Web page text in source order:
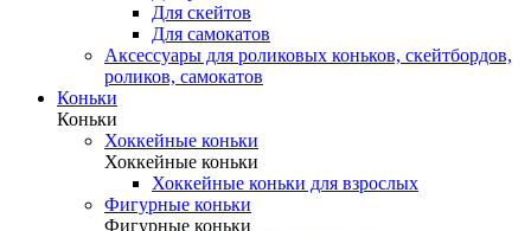
Для скейтов
Для самокатов
Аксессуары для роликовых коньков, скейтбордов,
роликов, самокатов
Коньки
Коньки
Хоккейные коньки
Хоккейные коньки
Хоккейные коньки для взрослых
Фигурные коньки
Фигурные коньки